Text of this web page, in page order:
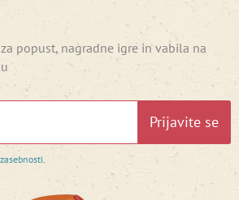
popust, nagradne igre in vabila na
Prijavite se